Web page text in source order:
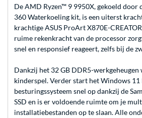
De AMD Ryzen™ 9 9950X, gekoeld door
360 Waterkoeling kit, is een uiterst
krachtige ASUS ProArt X870E-
ruime rekenkracht van de processor
snel en responsief reageert, zelfs bij de
Dankzij het 32 GB DDR5-
kinderspel. Verder start het Windows 11
besturingssysteem snel op dankzij de
SSD en is er voldoende ruimte om je
installatiebestanden op te slaan. Alle